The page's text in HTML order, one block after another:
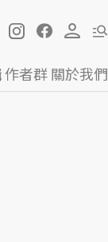
作者群關於我們